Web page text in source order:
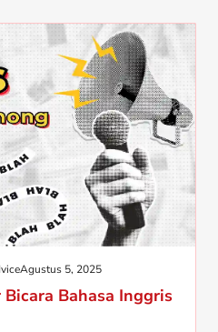
Agustus 5, 2025
Bahasa Inggris